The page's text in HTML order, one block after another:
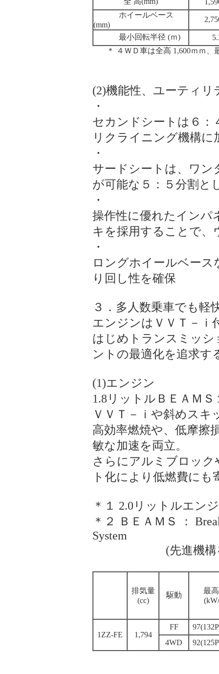
ホイールベース
(mm)
最小回転半径 (ｍ)
＊ ４ＷＤ車は全高 1,600ｍｍ、
(2)機能性、ユーティリ
・
セカンドシートは６：
リクライニング機構に
・
サードシートは、ワン
が可能な５：５分割と
・
操作性に優れたインパ
キを採用することで、
・
ロングホイールベース
り回し性を確保
３．多人数乗車でも軽
エンジンはＶＶＴ－ｉ
はじめトランスミッ
ントの最適化を追求す
(1)エンジン
1.8リットルＢＥＡＭＳ
ＶＶＴ－ｉや斜めスキ
高効率燃焼や、低摩擦
敏な加速を両立。
さらにアルミブロッ
ト化により低燃費にも
＊１ 2.0リットルエン
＊２ ＢＥＡＭＳ ：
System
(先進機構を備
排気量
(cc)
駆動
最
1ZZ-FE 1,794
FF
4WD